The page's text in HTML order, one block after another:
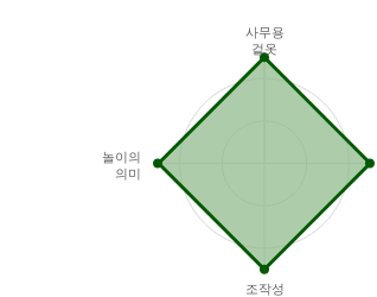
사무용
겉옷
조작성
놀이의
의미